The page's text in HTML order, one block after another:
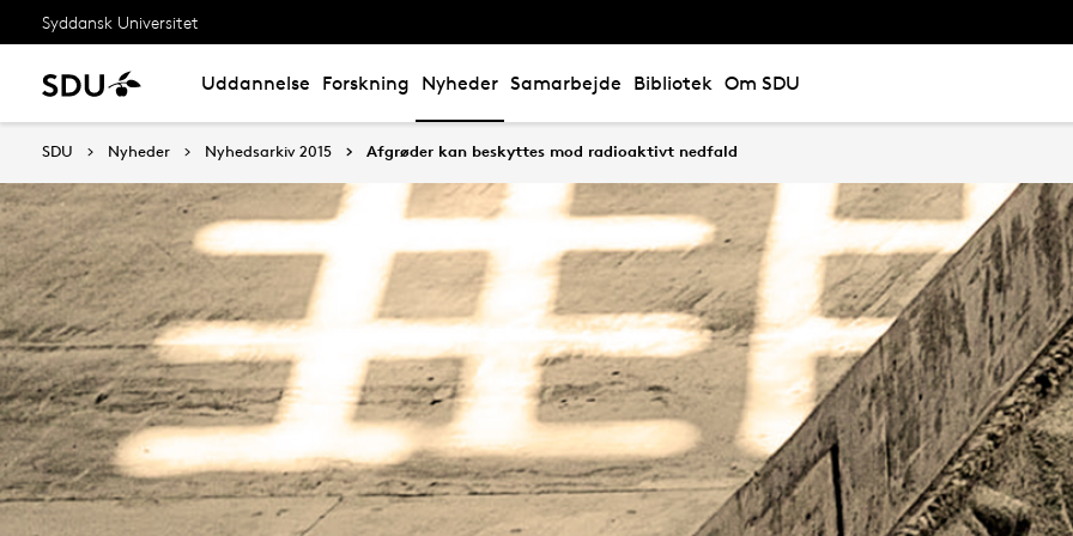
Syddansk Universitet
Uddannelse Forskning Nyheder Samarbejde Bibliotek Om SDU
SDU Nyheder Nyhedsarkiv 2015 Afgrøder kan beskyttes mod radioaktivt nedfald